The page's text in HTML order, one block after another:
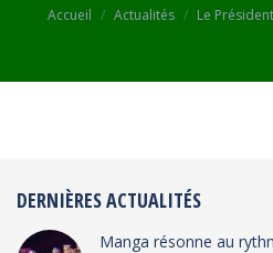
Vous êtes ici :
Accueil Actualités Le
DERNIÈRES ACTUALITÉS
Manga résonne au